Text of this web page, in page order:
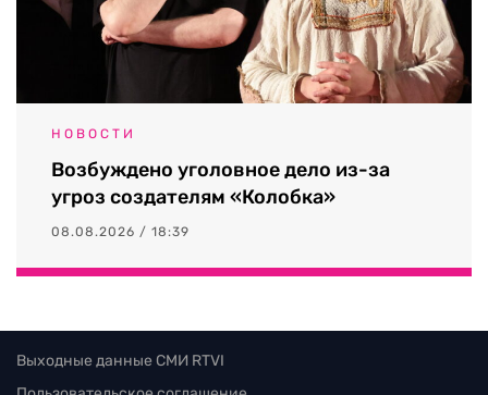
НОВОСТИ
Возбуждено уголовное дело из-за
угроз создателям «Колобка»
08.08.2026 / 18:39
Выходные данные СМИ RTVI